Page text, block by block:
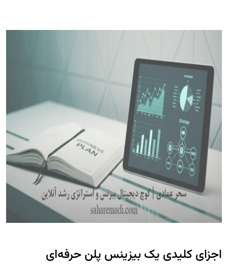
اجزای کلیدی یک بیزینس پلن حرفه‌ای